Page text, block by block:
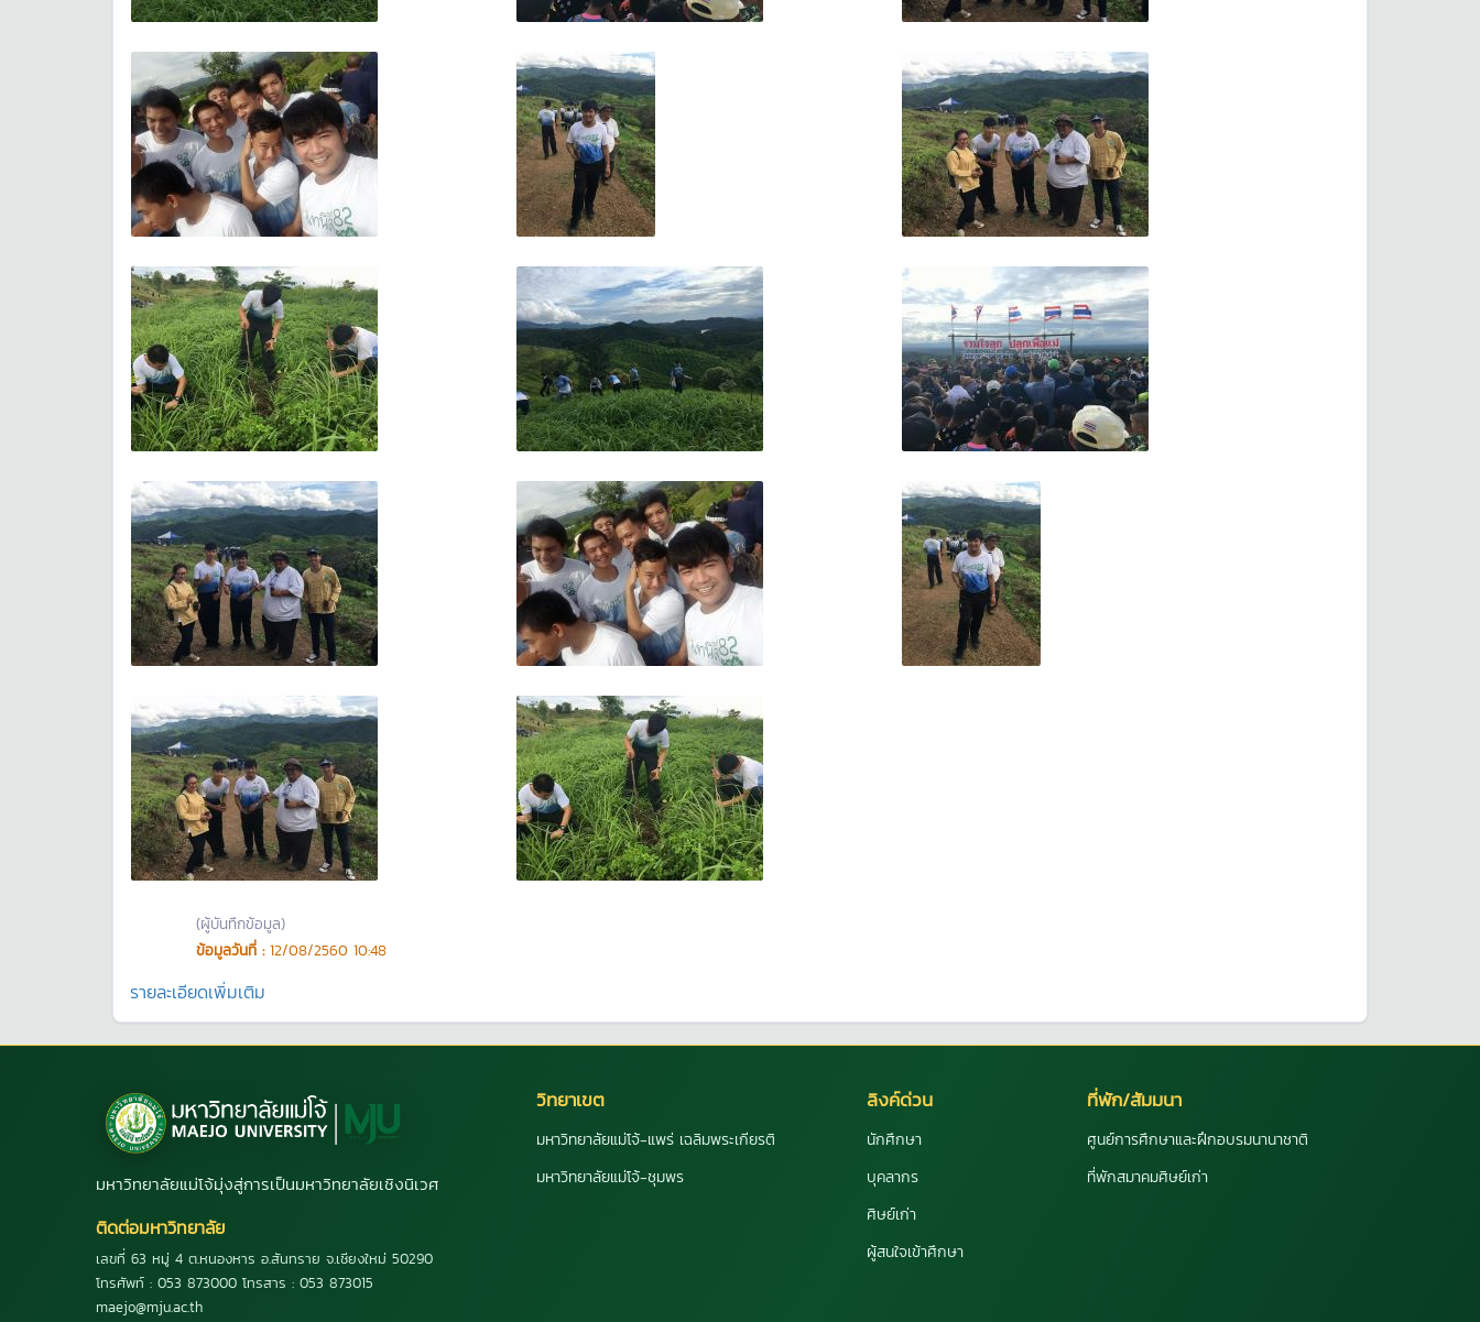
(ผู้บันทึกข้อมูล)
ข้อมูลวันที่ : 12/08/2560 10:48
รายละเอียดเพิ่มเติม
มหาวิทยาลัยแม่โจ้มุ่งสู่การเป็นมหาวิทยาลัยเชิงนิเวศ
ติดต่อมหาวิทยาลัย
เลขที่ 63 หมู่ 4 ต.หนองหาร อ.สันทราย จ.เชียงใหม่ 50290
โทรศัพท์ : 053 873000 โทรสาร : 053 873015
maejo@mju.ac.th
วิทยาเขต
มหาวิทยาลัยแม่โจ้-แพร่ เฉลิมพระเกียรติ
มหาวิทยาลัยแม่โจ้-ชุมพร
ลิงค์ด่วน
นักศึกษา
บุคลากร
ศิษย์เก่า
ผู้สนใจเข้าศึกษา
ที่พัก/สัมมนา
ศูนย์การศึกษาและฝึกอบรมนานาชาติ
ที่พักสมาคมศิษย์เก่า